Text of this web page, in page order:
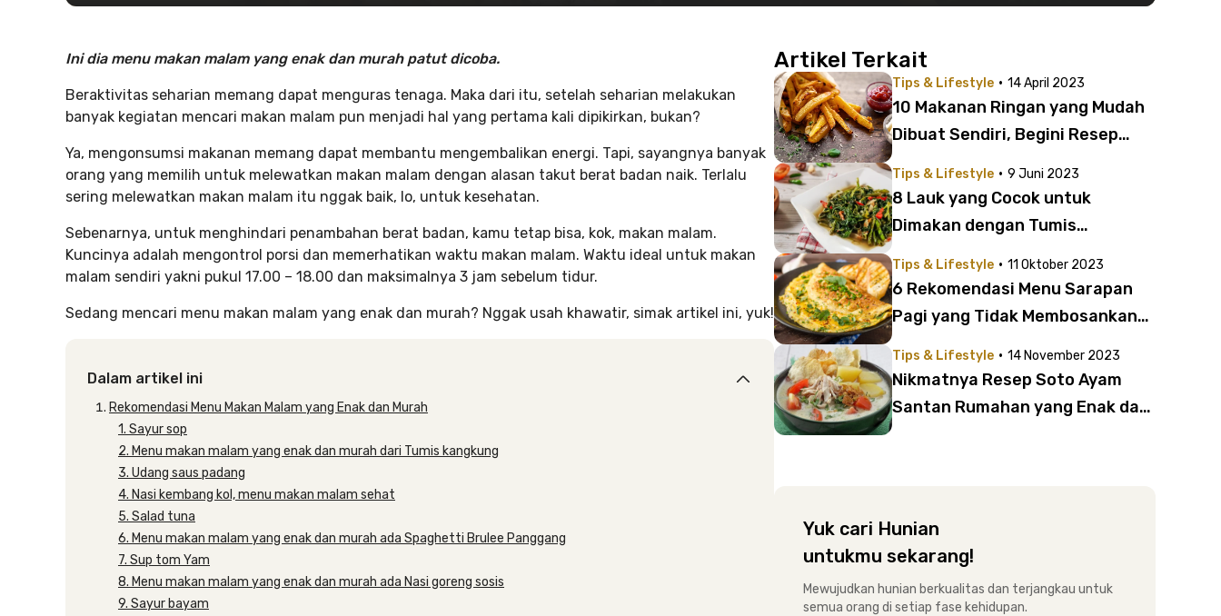
Ini dia menu makan malam yang enak dan murah patut dicoba.
Beraktivitas seharian memang dapat menguras tenaga. Maka dari itu, setelah seharian melakukan
banyak kegiatan mencari makan malam pun menjadi hal yang pertama kali dipikirkan, bukan?
Ya, mengonsumsi makanan memang dapat membantu mengembalikan energi. Tapi, sayangnya banyak
orang yang memilih untuk melewatkan makan malam dengan alasan takut berat badan naik. Terlalu
sering melewatkan makan malam itu nggak baik, lo, untuk kesehatan.
Sebenarnya, untuk menghindari penambahan berat badan, kamu tetap bisa, kok, makan malam.
Kuncinya adalah mengontrol porsi dan memerhatikan waktu makan malam. Waktu ideal untuk makan
malam sendiri yakni pukul 17.00 – 18.00 dan maksimalnya 3 jam sebelum tidur.
Sedang mencari menu makan malam yang enak dan murah? Nggak usah khawatir, simak artikel ini, yuk!
Dalam artikel ini
Rekomendasi Menu Makan Malam yang Enak dan Murah
1. Sayur sop
2. Menu makan malam yang enak dan murah dari Tumis kangkung
3. Udang saus padang
4. Nasi kembang kol, menu makan malam sehat
5. Salad tuna
6. Menu makan malam yang enak dan murah ada Spaghetti Brulee Panggang
7. Sup tom Yam
8. Menu makan malam yang enak dan murah ada Nasi goreng sosis
9. Sayur bayam
Artikel Terkait
Tips & Lifestyle · 14 April 2023
10 Makanan Ringan yang Mudah
Dibuat Sendiri, Begini Resep
Tips & Lifestyle · 9 Juni 2023
8 Lauk yang Cocok untuk
Dimakan dengan Tumis
Bergizi
Tips & Lifestyle · 11 Oktober 2023
6 Rekomendasi Menu Sarapan
Pagi yang Tidak Membosankan
Tips & Lifestyle · 14 November 2023
Nikmatnya Resep Soto Ayam
Santan Rumahan yang Enak dan
Yuk cari Hunian
untukmu sekarang!
Mewujudkan hunian berkualitas dan terjangkau untuk
semua orang di setiap fase kehidupan.